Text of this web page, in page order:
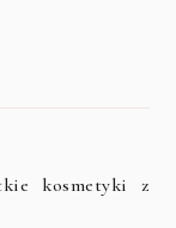
kosmetyki z